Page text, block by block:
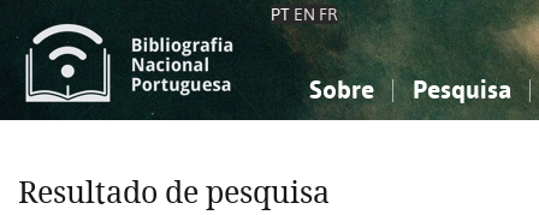
PT EN FR
Sobre Pesquisa
Ciências sociais...
Ciências sociais...
Resultado de pesquisa